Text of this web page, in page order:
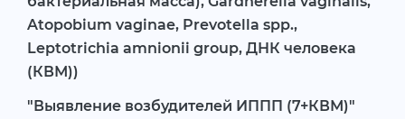
Atopobium vaginae, Prevotella spp.,
Leptotrichia amnionii group, ДНК человека
(КВМ))
"Выявление возбудителей ИППП (7+КВМ)"